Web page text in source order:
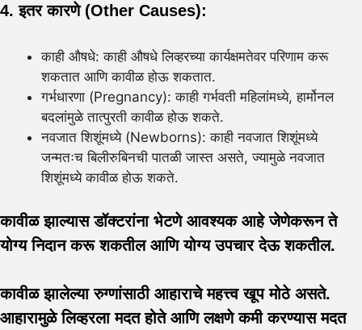
4. इतर कारणे (Other Causes):
काही औषधे: काही औषधे लिव्हरच्या कार्यक्षमतेवर परिणाम करू
शकतात आणि कावीळ होऊ शकतात.
गर्भधारणा (Pregnancy): काही गर्भवती महिलांमध्ये, हार्मोनल
बदलांमुळे तात्पुरती कावीळ होऊ शकते.
नवजात शिशूंमध्ये (Newborns): काही नवजात शिशूंमध्ये
जन्मतःच बिलीरुबिनची पातळी जास्त असते, ज्यामुळे नवजात
शिशूंमध्ये कावीळ होऊ शकते.
कावीळ झाल्यास डॉक्टरांना भेटणे आवश्यक आहे जेणेकरून ते
योग्य निदान करू शकतील आणि योग्य उपचार देऊ शकतील.
कावीळ झालेल्या रुग्णांसाठी आहाराचे महत्त्व खूप मोठे असते.
आहारामुळे लिव्हरला मदत होते आणि लक्षणे कमी करण्यास मदत